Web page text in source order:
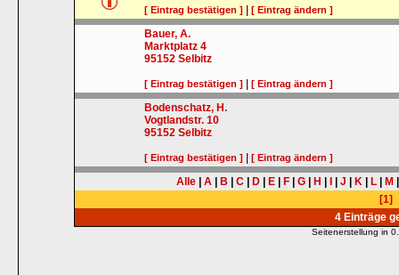
[ Eintrag bestätigen ] |[ Eintrag ändern ]
Bauer, A.
Marktplatz 4
95152 Selbitz
[ Eintrag bestätigen ] |[ Eintrag ändern ]
Bodenschatz, H.
Vogtlandstr. 10
95152 Selbitz
[ Eintrag bestätigen ] |[ Eintrag ändern ]
Alle A B C D E F G H J K L M
[1]
4 Einträge
Seitenerstellung in